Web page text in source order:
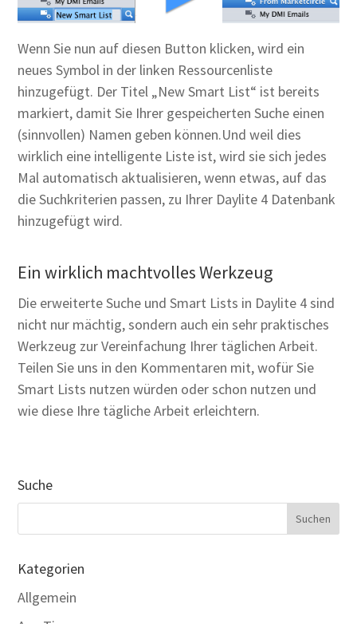
Wenn Sie nun auf diesen Button klicken, wird ein
neues Symbol in der linken Ressourcenliste
hinzugefügt. Der Titel „New Smart List“ ist bereits
markiert, damit Sie Ihrer gespeicherten Suche einen
(sinnvollen) Namen geben können.Und weil dies
wirklich eine intelligente Liste ist, wird sie sich jedes
Mal automatisch aktualisieren, wenn etwas, auf das
die Suchkriterien passen, zu Ihrer Daylite 4 Datenbank
hinzugefügt wird.
Ein wirklich machtvolles Werkzeug
Die erweiterte Suche und Smart Lists in Daylite 4 sind
nicht nur mächtig, sondern auch ein sehr praktisches
Werkzeug zur Vereinfachung Ihrer täglichen Arbeit.
Teilen Sie uns in den Kommentaren mit, wofür Sie
Smart Lists nutzen würden oder schon nutzen und
wie diese Ihre tägliche Arbeit erleichtern.
Suche
Kategorien
Allgemein